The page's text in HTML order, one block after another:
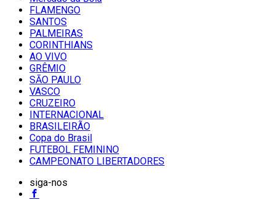
FLAMENGO
SANTOS
PALMEIRAS
CORINTHIANS
AO VIVO
GRÊMIO
SĀO PAULO
VASCO
CRUZEIRO
INTERNACIONAL
BRASILEIRÃO
Copa do Brasil
FUTEBOL FEMININO
CAMPEONATO LIBERTADORES
siga-nos